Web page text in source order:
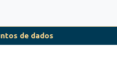
de dados